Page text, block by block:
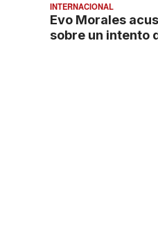
INTERNACIONAL
Evo Morales
sobre un intento